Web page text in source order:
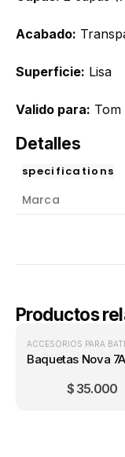
Acabado:
Superficie: Lisa
Valido para: Tom
Detalles
specifications
Marca
Productos
ACCESORIOS PARA
$35.000